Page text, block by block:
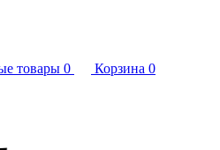
товары 0 Корзина 0